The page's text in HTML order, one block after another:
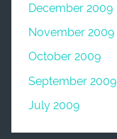
December 2009
November 2009
October 2009
September 2009
July 2009